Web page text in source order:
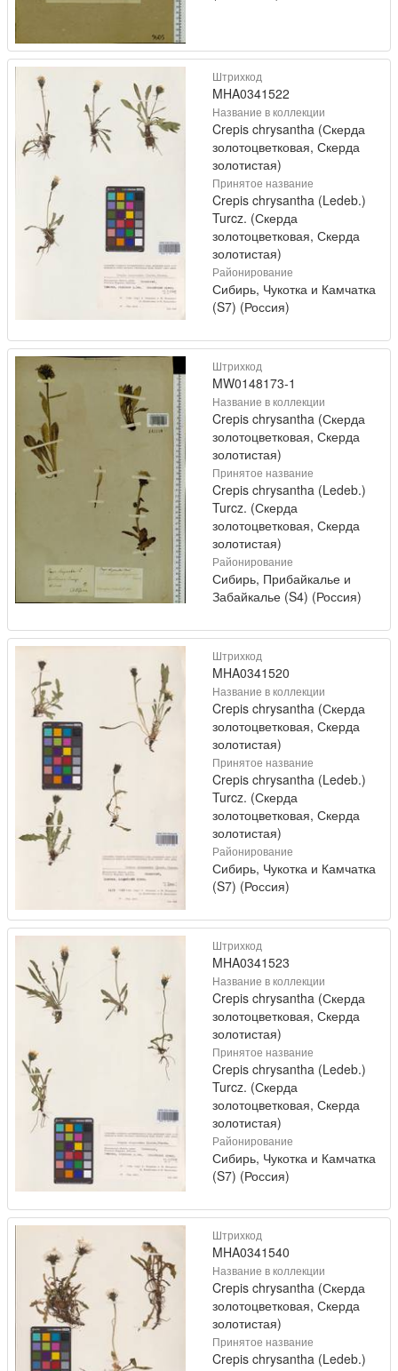
Штрихкод
MHA0341522
Название в коллекции
Crepis chrysantha (Скерда
золотоцветковая, Скерда
золотистая)
Принятое название
Crepis chrysantha (Ledeb.)
Turcz. (Скерда
золотоцветковая, Скерда
золотистая)
Районирование
Сибирь, Чукотка и Камчатка
(S7) (Россия)
Штрихкод
MW0148173-1
Название в коллекции
Crepis chrysantha (Скерда
золотоцветковая, Скерда
золотистая)
Принятое название
Crepis chrysantha (Ledeb.)
Turcz. (Скерда
золотоцветковая, Скерда
золотистая)
Районирование
Сибирь, Прибайкалье и
Забайкалье (S4) (Россия)
Штрихкод
MHA0341520
Название в коллекции
Crepis chrysantha (Скерда
золотоцветковая, Скерда
золотистая)
Принятое название
Crepis chrysantha (Ledeb.)
Turcz. (Скерда
золотоцветковая, Скерда
золотистая)
Районирование
Сибирь, Чукотка и Камчатка
(S7) (Россия)
Штрихкод
MHA0341523
Название в коллекции
Crepis chrysantha (Скерда
золотоцветковая, Скерда
золотистая)
Принятое название
Crepis chrysantha (Ledeb.)
Turcz. (Скерда
золотоцветковая, Скерда
золотистая)
Районирование
Сибирь, Чукотка и Камчатка
(S7) (Россия)
Штрихкод
MHA0341540
Название в коллекции
Crepis chrysantha (Скерда
золотоцветковая, Скерда
золотистая)
Принятое название
Crepis chrysantha (Ledeb.)